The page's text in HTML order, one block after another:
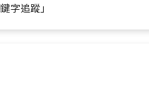
字追蹤」